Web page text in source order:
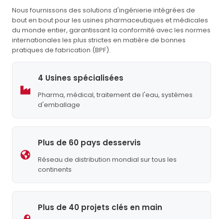
Nous fournissons des solutions d'ingénierie intégrées de
bout en bout pour les usines pharmaceutiques et médicales
du monde entier, garantissant la conformité avec les normes
internationales les plus strictes en matière de bonnes
pratiques de fabrication (BPF).
4 Usines spécialisées
Pharma, médical, traitement de l'eau, systèmes
d'emballage
Plus de 60 pays desservis
Réseau de distribution mondial sur tous les
continents
Plus de 40 projets clés en main